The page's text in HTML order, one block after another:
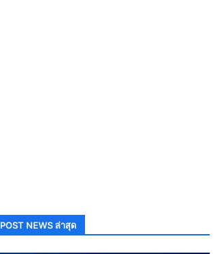
POST NEWS ล่าสุด